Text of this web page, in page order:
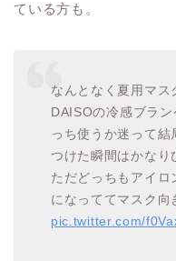
ている方も。
なんとなく夏用マス
DAISOの冷感ブラ
っち使うか迷って
つけた瞬間はかなり
ただどっちもアイロ
になっててマスク向
pic.twitter.com/